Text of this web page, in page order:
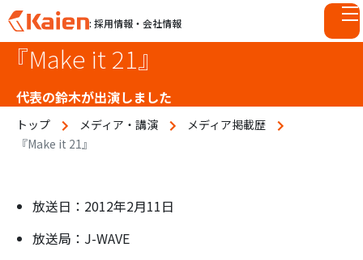
p
: 採用情報・会社情報
『Make it 21』
代表の鈴木が出演しました
トップ メディア・講演
メディア掲載歴
『Make it 21』
放送日：2012年2月11日
放送局：J-WAVE